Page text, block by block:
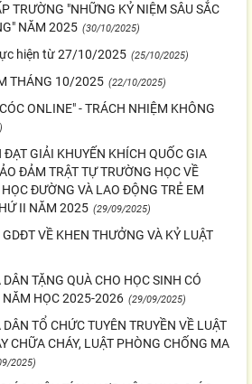
TRƯỜNG "NHỮNG KỶ NIỆM SÂU SẮC
NĂM 2025 (30/10/2025)
hiện từ 27/10/2025 (25/10/2025)
THÁNG 10/2025 (22/10/2025)
ONLINE" - TRÁCH NHIỆM KHÔNG
GIẢI KHUYẾN KHÍCH QUỐC GIA
ĐẢM TRẬT TỰ TRƯỜNG HỌC VỀ
ĐƯỜNG VÀ LAO ĐỘNG TRẺ EM
II NĂM 2025 (29/09/2025)
VỀ KHEN THƯỞNG VÀ KỶ LUẬT
TẶNG QUÀ CHO HỌC SINH CÓ
NĂM HỌC 2025-2026 (29/09/2025)
TỔ CHỨC TUYÊN TRUYỀN VỀ LUẬT
CHỮA CHÁY, LUẬT PHÒNG CHỐNG MA
2025)